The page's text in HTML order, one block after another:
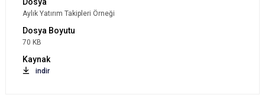
Aylık Yatırım Takipleri Örneği
70 KB
indir